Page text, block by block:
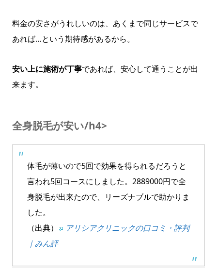
料金の安さがうれしいのは、あくまで同じサービスで
あれば…という期待感があるから。
安い上に施術が丁寧であれば、安心して通うことが出
来ます。
全身脱毛が安い/h4>
体毛が薄いので5回で効果を得られるだろうと
言われ5回コースにしました。2889000円で全
身脱毛が出来たので、リーズナブルで助かりま
した。
（出典）
アリシアクリニックの口コミ・評判
｜みん評